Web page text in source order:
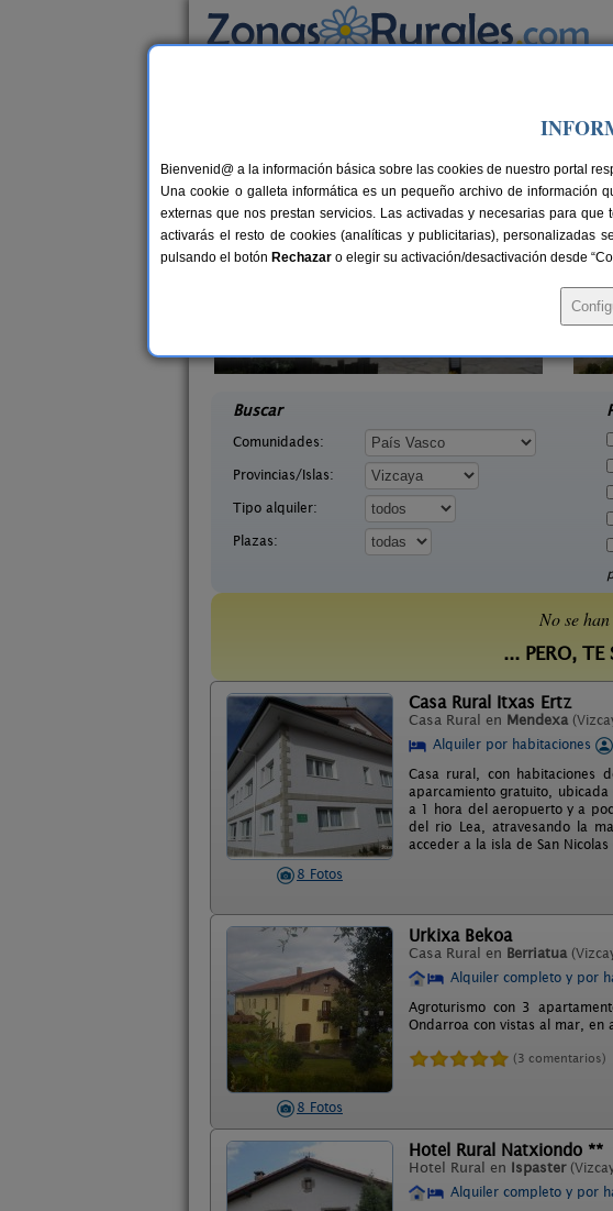
Busca por
Casas Rurales cerca de Iturreta
25 €
Buscar
Comunidades:
Provincias/Islas:
Tipo alquiler:
Plazas:
No se
... PERO, TE
8 Fotos
Casa Rural Itxas Ertz
Casa Rural en Mendexa
Alquiler por habitaciones
Casa rural, con habitaciones
aparcamiento gratuito,
a 1 hora del aeropuerto y a
del rio Lea, atravesando la
acceder a la isla de San
8 Fotos
Urkixa Bekoa
Casa Rural en Berriatua
Alquiler completo y por
Agroturismo con 3
Ondarroa con vistas al mar, en
(3 comentarios)
Hotel Rural Natxiondo **
Hotel Rural en Ispaster
Alquiler completo y por
Bienvenid@ a la información básica sobre las cookies de nuestro portal
Una cookie o galleta informática es un pequeño archivo de información
externas que nos prestan servicios. Las activadas y necesarias para
activarás el resto de cookies (analíticas y publicitarias), personalizadas
pulsando el botón Rechazar o elegir su activación/desactivación desde